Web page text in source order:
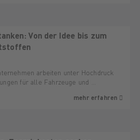
Von der Idee bis zum
arbeiten unter Hochdruck
für alle Fahrzeuge und …
mehr erfahren